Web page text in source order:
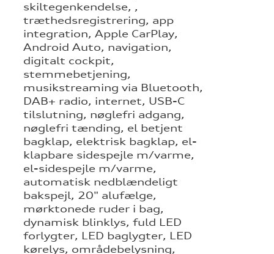
skiltegenkendelse, ,
træthedsregistrering, app
integration, Apple CarPlay,
Android Auto, navigation,
digitalt cockpit,
stemmebetjening,
musikstreaming via Bluetooth,
DAB+ radio, internet, USB-C
tilslutning, nøglefri adgang,
nøglefri tænding, el betjent
bagklap, elektrisk bagklap, el-
klapbare sidespejle m/varme,
el-sidespejle m/varme,
automatisk nedblændeligt
bakspejl, 20" alufælge,
mørktonede ruder i bag,
dynamisk blinklys, fuld LED
forlygter, LED baglygter, LED
kørelys, områdebelysning,